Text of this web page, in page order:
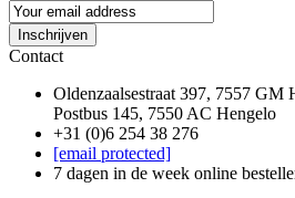
Inschrijven
Contact
Oldenzaalsestraat 397, 7557 GM
Postbus 145, 7550 AC Hengelo
+31 (0)6 254 38 276
[email protected]
7 dagen in de week online